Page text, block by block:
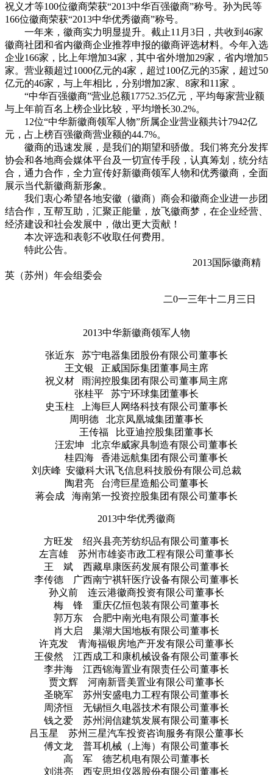
祝义才等100位徽商荣获“2013中华百强徽商”称号。孙为民等
166位徽商荣获“2013中华优秀徽商”称号。
一年来，徽商实力明显提升。截止11月3日，共收到46家
徽商社团和省内徽商企业推荐申报的徽商评选材料。今年入选
企业166家，比上年增加34家，其中省外增加29家，省内增加5
家。营业额超过1000亿元的4家，超过100亿元的35家，超过50
亿元的46家，与上年相比，分别增加2家、8家和11家 。
“中华百强徽商”营业总额17752.35亿元，平均每家营业额
与上年前百名上榜企业比较，平均增长30.2%。
12位“中华新徽商领军人物”所属企业营业额共计7942亿
元，占上榜百强徽商营业额的44.7%。
徽商的迅速发展，是我们的期望和骄傲。我们将充分发挥
协会和各地商会媒体平台及一切宣传手段，认真筹划，统分结
合，通力合作，全力宣传好新徽商领军人物和优秀徽商，全面
展示当代新徽商新形象。
我们衷心希望各地安徽（徽商）商会和徽商企业进一步团
结合作，互帮互助，汇聚正能量，放飞徽商梦，在企业经营、
经济建设和社会发展中，做出更大贡献！
本次评选和表彰不收取任何费用。
特此公告。
2013国际徽商精
英（苏州）年会组委会
二0一三年十二月三日
2013中华新徽商领军人物
张近东 苏宁电器集团股份有限公司董事长
王文银 正威国际集团董事局主席
祝义材 雨润控股集团有限公司董事局主席
张桂平 苏宁环球集团董事长
史玉柱 上海巨人网络科技有限公司董事长
周明德 北京凤凰城集团董事长
王传福 比亚迪控股集团董事长
汪宏坤 北京华威家具制造有限公司董事长
桂四海 香港远航集团有限公司董事长
刘庆峰 安徽科大讯飞信息科技股份有限公司总裁
陶君亮 台湾巨星造船公司董事长
蒋会成 海南第一投资控股集团有限公司董事长
2013中华优秀徽商
方旺发 绍兴县亮芳纺织品有限公司董事长
左言雄 苏州市雄姿市政工程有限公司董事长
王 斌 西藏阜康医药发展有限公司董事长
李传德 广西南宁祺轩医疗设备有限公司董事长
孙义前 连云港徽商投资有限公司董事长
梅 锋 重庆亿恒包装有限公司董事长
郭万东 合肥中南光电有限公司董事长
肖大启 巢湖大国地板有限公司董事长
许克发 青海福银房地产开发有限公司董事长
王俊然 江西成工和康机械设备有限公司董事长
李井海 江西锦海置业有限责任公司董事长
贾文辉 河南新晋美置业有限公司董事长
圣晓军 苏州安盛电力工程有限公司董事长
周济恒 无锡恒久电器技术有限公司董事长
钱之爱 苏州润信建筑发展有限公司董事长
吕玉星 苏州三星汽车投资咨询服务有限公董事长
傅文龙 普耳机械（上海）有限公司董事长
高 军 德艺机电有限公司董事长
刘洪亮 西安思坦仪器股份有限公司董事长